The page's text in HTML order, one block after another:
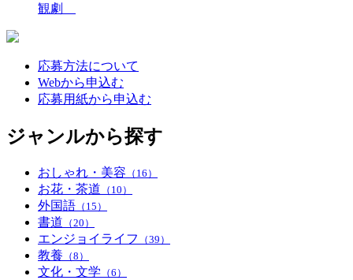
観劇
応募方法について
Webから申込む
応募用紙から申込む
ジャンルから探す
おしゃれ・美容 （16）
お花・茶道 （10）
外国語 （15）
書道 （20）
エンジョイライフ （39）
教養 （8）
文化・文学 （6）